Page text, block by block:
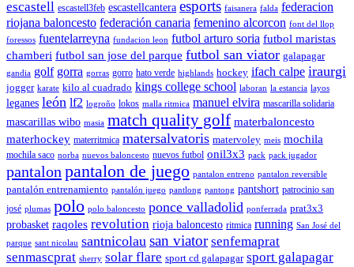
escastell escastell3feb escastellcantera esports faisanera falda federacion
riojana baloncesto federación canaria femenino alcorcon font del llop
foressos fuentelarreyna fundacion leon futbol arturo soria futbol maristas
chamberi futbol san jose del parque futbol san viator galapagar
gandia golf gorra gorras gorro hato verde highlands hockey ifach calpe iraurgi
jogger karate kilo al cuadrado kings college school laboran la estancia layos
leganes león lf2 logroño lokos malla ritmica manuel elvira mascarilla solidaria
mascarillas wibo masia match quality golf materbaloncesto
materhockey materritmica matersalvatoris matervoley meis mochila
mochila saco norba nuevos baloncesto nuevos futbol onil3x3 pack pack jugador
pantalon pantalon de juego pantalon entreno pantalon reversible
pantalón entrenamiento pantalón juego pantlong pantong pantshort patrocinio san
josé plumas polo polo baloncesto ponce valladolid ponferrada prat3x3
probasket raqoles revolution rioja baloncesto ritmica running San José del
parque sant nicolau santnicolau san viator senfemaprat
senmascprat sherry solar flare sport cd galapagar sport galapagar